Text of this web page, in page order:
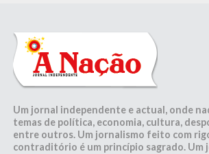
Um jornal independente e actual, onde
temas de política, economia, cultura,
entre outros. Um jornalismo feito com
contraditório é um princípio sagrado. Um